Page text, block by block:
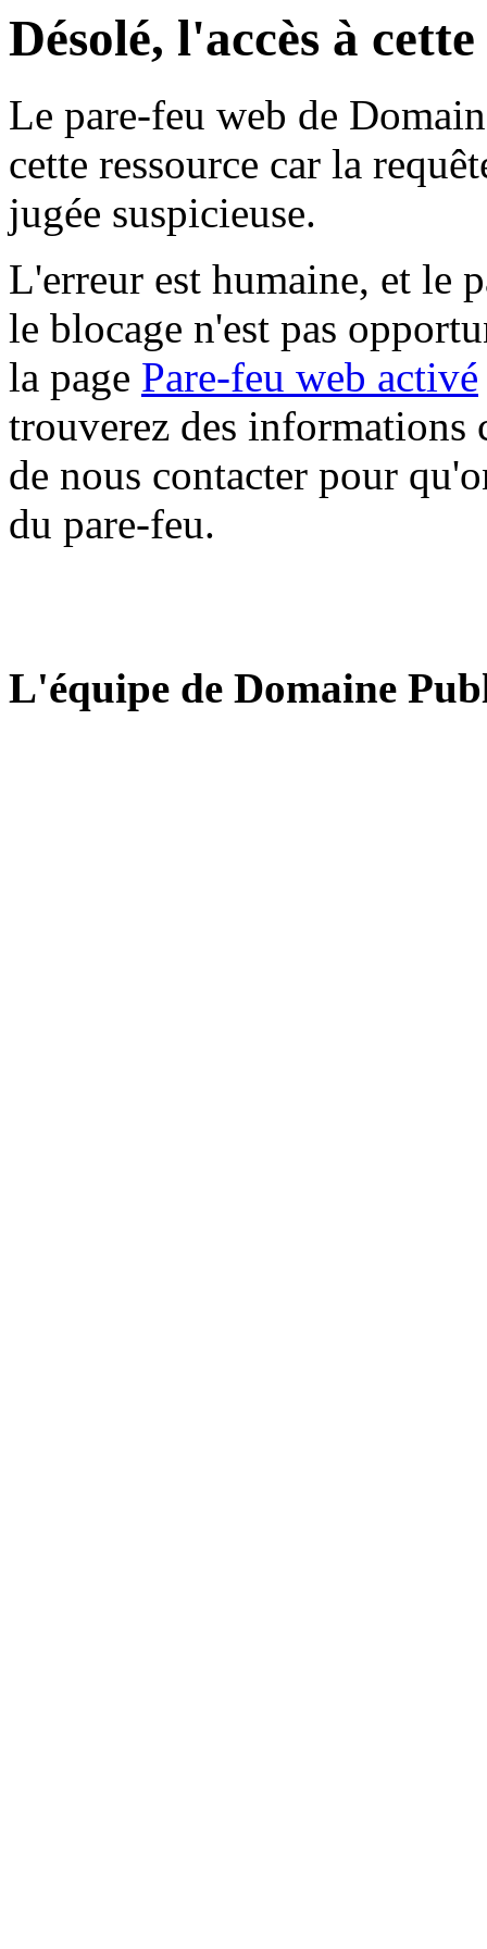
Désolé, l'accès à
Le pare-feu web de
cette ressource car la
jugée suspicieuse.
L'erreur est humaine, et le
le blocage n'est pas
la page Pare-feu web activé
trouverez des informations
de nous contacter pour
du pare-feu.
L'équipe de Domaine